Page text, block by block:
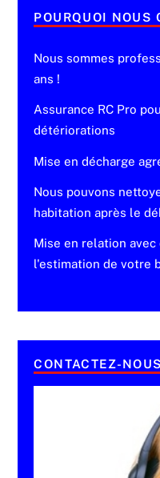
POURQUOI NOUS
Nous sommes
ans !
Assurance RC Pro
détériorations
Mise en décharge
Nous pouvons
habitation après le
Mise en relation avec
l'estimation de votre
CONTACTEZ-